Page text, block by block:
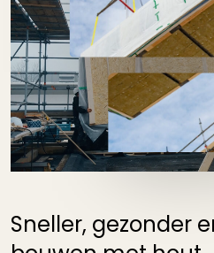
Sneller, gezonder